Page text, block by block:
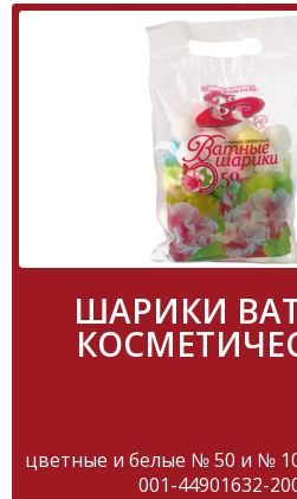
ШАРИКИ
цветные и белые № 50 и №
001-44901632-